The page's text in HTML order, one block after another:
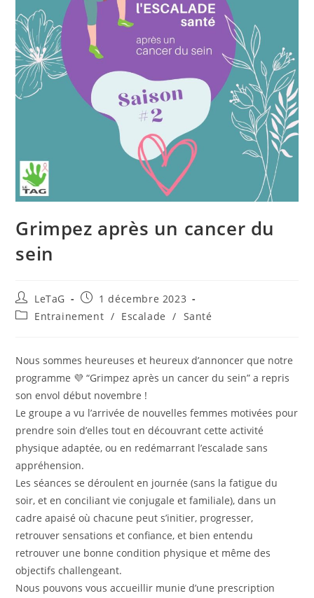
Grimpez après un cancer du
sein
LeTaG
1 décembre 2023
Entrainement / Escalade / Santé
Nous sommes heureuses et heureux d’annoncer que notre
programme 💜 “Grimpez après un cancer du sein” a repris
son envol début novembre !
Le groupe a vu l’arrivée de nouvelles femmes motivées pour
prendre soin d’elles tout en découvrant cette activité
physique adaptée, ou en redémarrant l’escalade sans
appréhension.
Les séances se déroulent en journée (sans la fatigue du
soir, et en conciliant vie conjugale et familiale), dans un
cadre apaisé où chacune peut s’initier, progresser,
retrouver sensations et confiance, et bien entendu
retrouver une bonne condition physique et même des
objectifs challengeant.
Nous pouvons vous accueillir munie d’une prescription